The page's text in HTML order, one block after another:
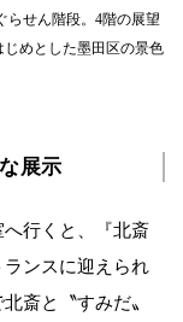
らせん階段。4階の展望
めとした墨田区の景色
展示
へ行くと、『北斎
ンスに迎えられ
斎と〝すみだ〟